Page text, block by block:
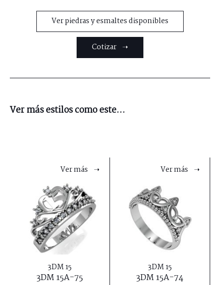
Ver piedras y esmaltes disponibles
Cotizar ➝
Ver más estilos como este...
Ver más ➝
3DM 15
3DM 15A-75
Ver más ➝
3DM 15
3DM 15A-74